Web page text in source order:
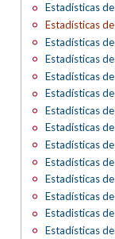
Estadísticas
Estadísticas
Estadísticas
Estadísticas
Estadísticas
Estadísticas
Estadísticas
Estadísticas
Estadísticas
Estadísticas
Estadísticas
Estadísticas
Estadisticas
Estadísticas